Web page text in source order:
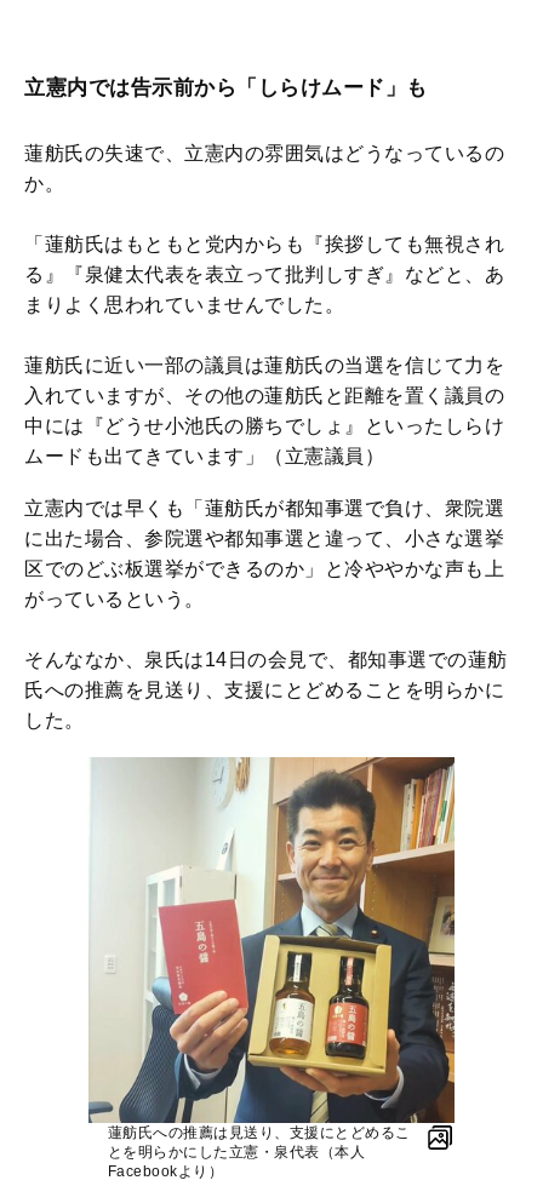
立憲内では告示前から「しらけムード」も
蓮舫氏の失速で、立憲内の雰囲気はどうなっているの
か。
「蓮舫氏はもともと党内からも『挨拶しても無視され
る』『泉健太代表を表立って批判しすぎ』などと、あ
まりよく思われていませんでした。
蓮舫氏に近い一部の議員は蓮舫氏の当選を信じて力を
入れていますが、その他の蓮舫氏と距離を置く議員の
中には『どうせ小池氏の勝ちでしょ』といったしらけ
ムードも出てきています」（立憲議員）
立憲内では早くも「蓮舫氏が都知事選で負け、衆院選
に出た場合、参院選や都知事選と違って、小さな選挙
区でのどぶ板選挙ができるのか」と冷ややかな声も上
がっているという。
そんななか、泉氏は14日の会見で、都知事選での蓮舫
氏への推薦を見送り、支援にとどめることを明らかに
した。
蓮舫氏への推薦は見送り、支援にとどめるこ
とを明らかにした立憲・泉代表（本人
Facebookより）